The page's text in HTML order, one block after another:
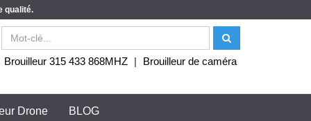
qualité.
Brouilleur 315 433 868MHZ | Brouilleur de caméra
Drone BLOG